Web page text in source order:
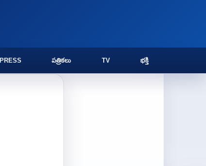
PRESS పత్రికలు TV భక్తి